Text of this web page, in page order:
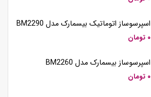
اسپرسوساز اتوماتیک بیسمارک مدل BM2290
۰ تومان
اسپرسوساز بیسمارک مدل BM2260
۰ تومان